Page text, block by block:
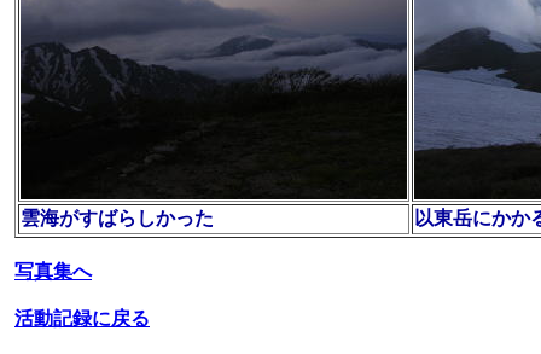
雲海がすばらしかった 以東岳にかか
写真集へ
活動記録に戻る